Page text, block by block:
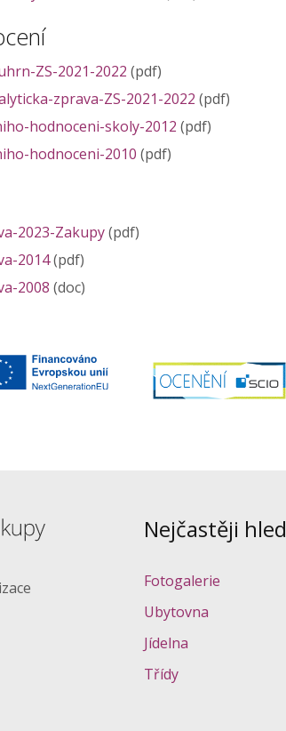
ZS-2021-2022 (pdf)
zprava-ZS-2021-2022 (pdf)
hodnoceni-skoly-2012 (pdf)
hodnoceni-2010 (pdf)
2023-Zakupy(pdf)
2014(pdf)
2008 (doc)
Nejčastěji
Fotogalerie
Ubytovna
Jídelna
Třídy